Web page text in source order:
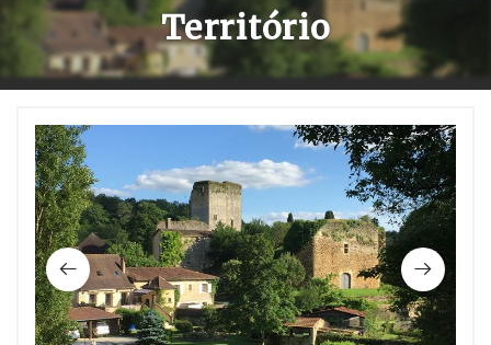
Território